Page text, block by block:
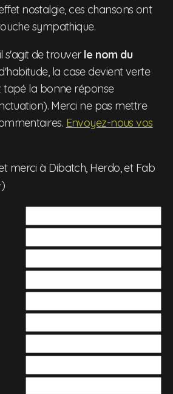
nostalgie, ces chansons ont
sympathique.
s'agit de trouver le nom du
la case devient verte
tapé la bonne réponse
Merci ne pas mettre
Envoyez-nous vos
merci à Dibatch, Herdo, et Fab